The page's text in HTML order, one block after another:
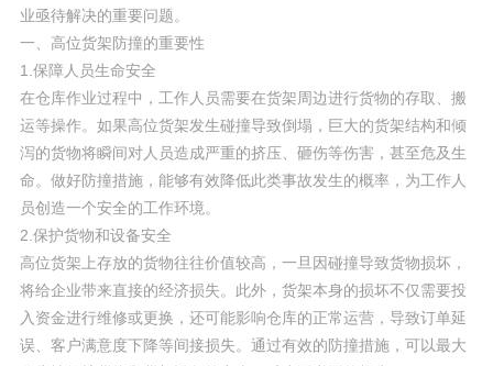
业亟待解决的重要问题。
一、高位货架防撞的重要性
1.保障人员生命安全
在仓库作业过程中，工作人员需要在货架周边进行货物的存取、搬
运等操作。如果高位货架发生碰撞导致倒塌，巨大的货架结构和倾
泻的货物将瞬间对人员造成严重的挤压、砸伤等伤害，甚至危及生
命。做好防撞措施，能够有效降低此类事故发生的概率，为工作人
员创造一个安全的工作环境。
2.保护货物和设备安全
高位货架上存放的货物往往价值较高，一旦因碰撞导致货物损坏，
将给企业带来直接的经济损失。此外，货架本身的损坏不仅需要投
入资金进行维修或更换，还可能影响仓库的正常运营，导致订单延
误、客户满意度下降等间接损失。通过有效的防撞措施，可以最大